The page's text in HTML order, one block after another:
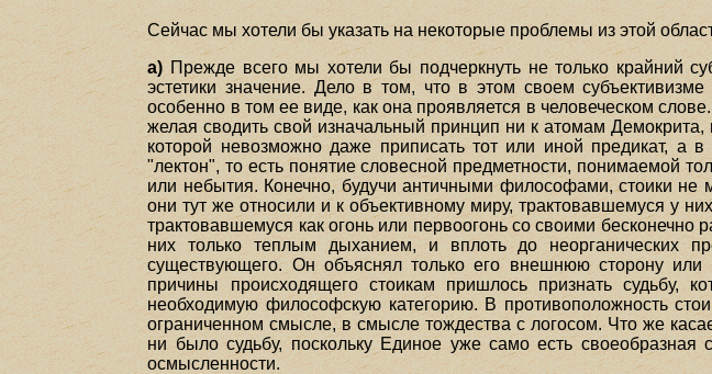
Сейчас мы хотели бы указать на некоторые проблемы из этой
а)Прежде всего мы хотели бы подчеркнуть не только крайний
эстетики значение. Дело в том, что в этом своем
особенно в том ее виде, как она проявляется в человеческом
желая сводить свой изначальный принцип ни к атомам
которой невозможно даже приписать тот или иной предикат, а
"лектон", то есть понятие словесной предметности, понимаемой
или небытия. Конечно, будучи античными философами, стоики не
они тут же относили и к объективному миру, трактовавшемуся у
трактовавшемуся как огонь или первоогонь со своими
них только теплым дыханием, и вплоть до неорганических
существующего. Он объяснял только его внешнюю сторону или
причины происходящего стоикам пришлось признать судьбу,
необходимую философскую категорию. В противоположность
ограниченном смысле, в смысле тождества с логосом. Что же
ни было судьбу, поскольку Единое уже само есть
осмысленности.